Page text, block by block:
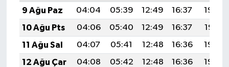
9 Ağu Paz
04:04 05:39 12:49 16:37
19:48
10 Ağu Pts
04:06 05:40 12:49 16:37
19:47
11 Ağu Sal
04:07 05:41 12:48 16:36
19:46
12 Ağu Çar
04:08 05:42 12:48 16:36
19:44